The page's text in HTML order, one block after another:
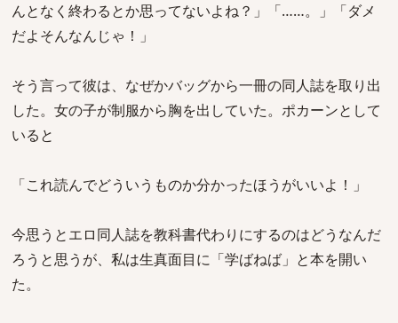
んとなく終わるとか思ってないよね？」「……。」「ダメ
だよそんなんじゃ！」
そう言って彼は、なぜかバッグから一冊の同人誌を取り出
した。女の子が制服から胸を出していた。ポカーンとして
いると
「これ読んでどういうものか分かったほうがいいよ！」
今思うとエロ同人誌を教科書代わりにするのはどうなんだ
ろうと思うが、私は生真面目に「学ばねば」と本を開い
た。